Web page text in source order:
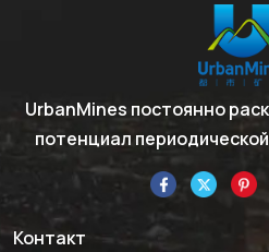
UrbanMines постоянно
потенциал
Контакт